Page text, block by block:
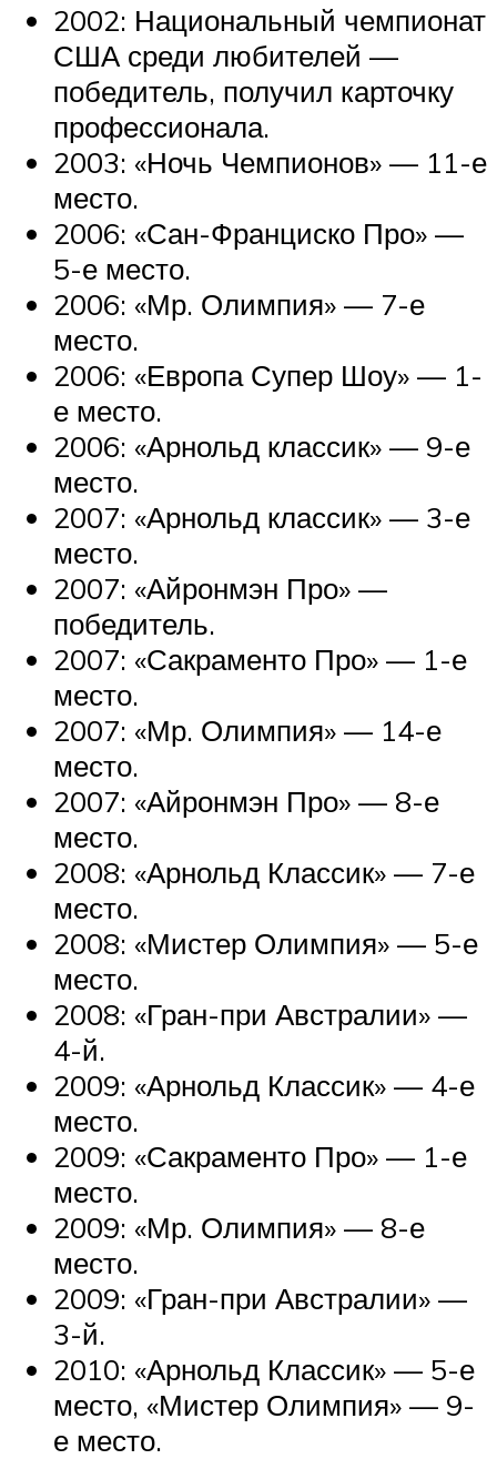
2002: Национальный чемпионат
США среди любителей —
победитель, получил карточку
профессионала.
2003: «Ночь Чемпионов» — 11-е
место.
2006: «Сан-Франциско Про» —
5-е место.
2006: «Мр. Олимпия» — 7-е
место.
2006: «Европа Супер Шоу» — 1-
е место.
2006: «Арнольд классик» — 9-е
место.
2007: «Арнольд классик» — 3-е
место.
2007: «Айронмэн Про» —
победитель.
2007: «Сакраменто Про» — 1-е
место.
2007: «Мр. Олимпия» — 14-е
место.
2007: «Айронмэн Про» — 8-е
место.
2008: «Арнольд Классик» — 7-е
место.
2008: «Мистер Олимпия» — 5-е
место.
2008: «Гран-при Австралии» —
4-й.
2009: «Арнольд Классик» — 4-е
место.
2009: «Сакраменто Про» — 1-е
место.
2009: «Мр. Олимпия» — 8-е
место.
2009: «Гран-при Австралии» —
3-й.
2010: «Арнольд Классик» — 5-е
место, «Мистер Олимпия» — 9-
е место.